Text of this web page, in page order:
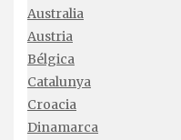
Australia
Austria
Bélgica
Catalunya
Croacia
Dinamarca